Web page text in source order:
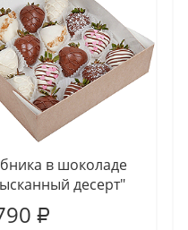
в шоколаде
десерт"
₽